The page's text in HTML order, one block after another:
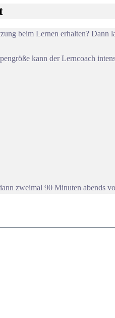
beim Lernen erhalten? Dann
kann der Lerncoach
zweimal 90 Minuten abends